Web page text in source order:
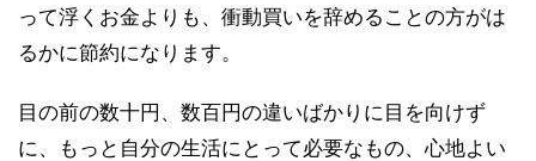
って浮くお金よりも、衝動買いを辞めることの方がは
るかに節約になります。
目の前の数十円、数百円の違いばかりに目を向けず
に、もっと自分の生活にとって必要なもの、心地よい